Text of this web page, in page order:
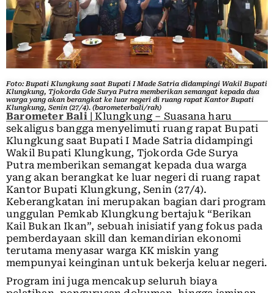
Foto: Bupati Klungkung saat Bupati I Made Satria didampingi Wakil Bupati
Klungkung, Tjokorda Gde Surya Putra memberikan semangat kepada dua
warga yang akan berangkat ke luar negeri di ruang rapat Kantor Bupati
Klungkung, Senin (27/4). (barometerbali/rah)
Barometer Bali| Klungkung – Suasana haru
sekaligus bangga menyelimuti ruang rapat Bupati
Klungkung saat Bupati I Made Satria didampingi
Wakil Bupati Klungkung, Tjokorda Gde Surya
Putra memberikan semangat kepada dua warga
yang akan berangkat ke luar negeri di ruang rapat
Kantor Bupati Klungkung, Senin (27/4).
Keberangkatan ini merupakan bagian dari program
unggulan Pemkab Klungkung bertajuk “Berikan
Kail Bukan Ikan”, sebuah inisiatif yang fokus pada
pemberdayaan skill dan kemandirian ekonomi
terutama menyasar warga KK miskin yang
mempunyai keinginan untuk bekerja keluar negeri.
Program ini juga mencakup seluruh biaya